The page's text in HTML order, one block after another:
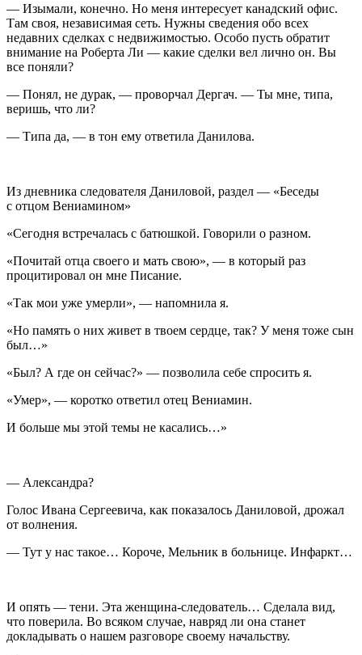
— Изымали, конечно. Но меня интересует канадский офис.
Там своя, независимая сеть. Нужны сведения обо всех
недавних сделках с недвижимостью. Особо пусть обратит
внимание на Роберта Ли — какие сделки вел лично он. Вы
все поняли?
— Понял, не дурак, — проворчал Дергач. — Ты мне, типа,
веришь, что ли?
— Типа да, — в тон ему ответила Данилова.
Из дневника следователя Даниловой, раздел — «Беседы
с отцом Вениамином»
«Сегодня встречалась с батюшкой. Говорили о разном.
«Почитай отца своего и мать свою», — в который раз
процитировал он мне Писание.
«Так мои уже умерли», — напомнила я.
«Но память о них живет в твоем сердце, так? У меня тоже сын
был…»
«Был? А где он сейчас?» — позволила себе спросить я.
«Умер», — коротко ответил отец Вениамин.
И больше мы этой темы не касались…»
— Александра?
Голос Ивана Сергеевича, как показалось Даниловой, дрожал
от волнения.
— Тут у нас такое… Короче, Мельник в больнице. Инфаркт…
И опять — тени. Эта женщина-следователь… Сделала вид,
что поверила. Во всяком случае, навряд ли она станет
докладывать о нашем разговоре своему начальству.